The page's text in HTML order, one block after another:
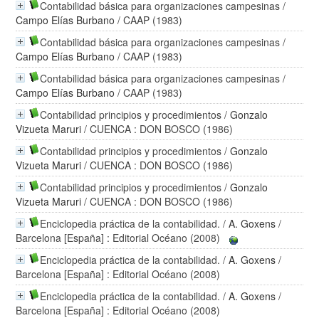
Contabilidad básica para organizaciones campesinas /
Campo Elías Burbano / CAAP (1983)
Contabilidad básica para organizaciones campesinas /
Campo Elías Burbano / CAAP (1983)
Contabilidad básica para organizaciones campesinas /
Campo Elías Burbano / CAAP (1983)
Contabilidad principios y procedimientos /Gonzalo
Vizueta Maruri / CUENCA : DON BOSCO (1986)
Contabilidad principios y procedimientos /Gonzalo
Vizueta Maruri / CUENCA : DON BOSCO (1986)
Contabilidad principios y procedimientos /Gonzalo
Vizueta Maruri / CUENCA : DON BOSCO (1986)
Enciclopedia práctica de la contabilidad. /A. Goxens /
Barcelona [España] : Editorial Océano (2008)
Enciclopedia práctica de la contabilidad. /A. Goxens /
Barcelona [España] : Editorial Océano (2008)
Enciclopedia práctica de la contabilidad. /A. Goxens /
Barcelona [España] : Editorial Océano (2008)